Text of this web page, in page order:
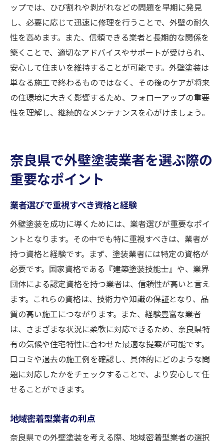
ップでは、ひび割れや剥がれなどの問題を早期に発見
し、必要に応じて迅速に修理を行うことで、外壁の耐久
性を高めます。また、信頼できる業者と長期的な関係を
築くことで、適切なアドバイスやサポートが受けられ、
安心して住まいを維持することが可能です。外壁塗装は
単なる施工で終わるものではなく、その後のケアが将来
の住環境に大きく影響するため、フォローアップの重要
性を理解し、継続的なメンテナンスを心がけましょう。
奈良県で外壁塗装業者を選ぶ際の
重要なポイント
業者選びで重視すべき資格と経験
外壁塗装を成功に導くためには、業者選びが重要なポイ
ントとなります。その中でも特に重視すべきは、業者が
持つ資格と経験です。まず、塗装業者には特定の資格が
必要です。国家資格である『建築塗装技能士』や、業界
団体による認定資格を持つ業者は、信頼性が高いと言え
ます。これらの資格は、技術力や知識の保証となり、品
質の高い施工につながります。また、経験豊富な業者
は、さまざまな状況に柔軟に対応できるため、奈良県特
有の気候や住宅特性に合わせた最適な提案が可能です。
口コミや過去の施工例を確認し、具体的にどのような問
題に対応したかをチェックすることで、より安心して任
せることができます。
地域密着型業者の利点
奈良県での外壁塗装を考える際、地域密着型業者の選択